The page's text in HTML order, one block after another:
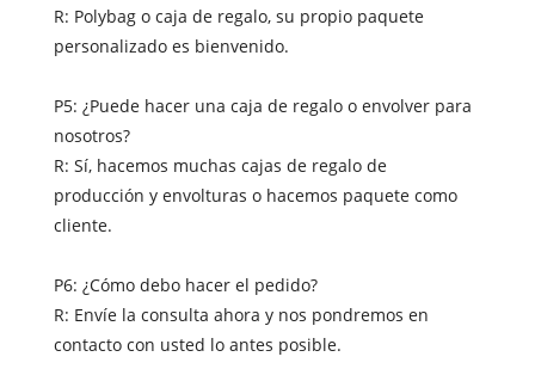
R: Polybag o caja de regalo, su propio paquete
personalizado es bienvenido.
P5: ¿Puede hacer una caja de regalo o envolver para
nosotros?
R: Sí, hacemos muchas cajas de regalo de
producción y envolturas o hacemos paquete como
cliente.
P6: ¿Cómo debo hacer el pedido?
R: Envíe la consulta ahora y nos pondremos en
contacto con usted lo antes posible.